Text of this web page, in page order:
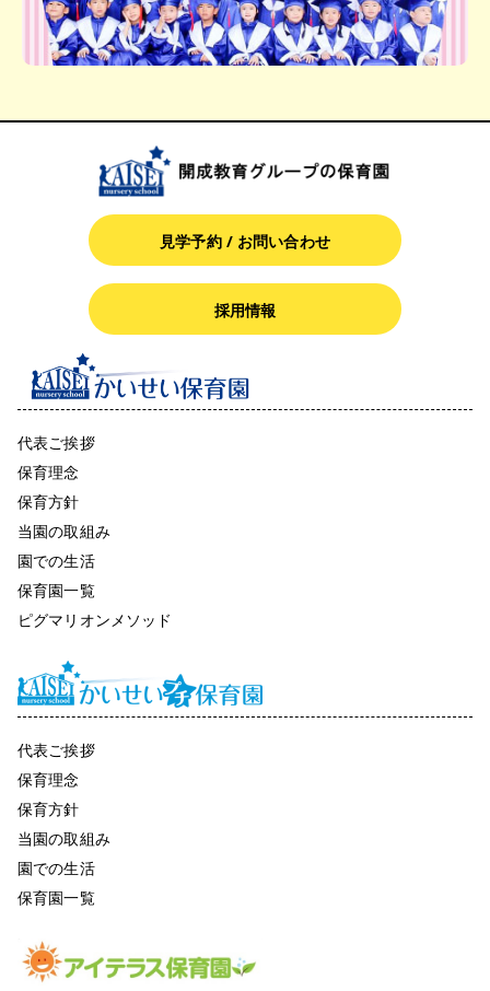
見学予約 / お問い合わせ
採用情報
代表ご挨拶
保育理念
保育方針
当園の取組み
園での生活
保育園一覧
ピグマリオンメソッド
代表ご挨拶
保育理念
保育方針
当園の取組み
園での生活
保育園一覧